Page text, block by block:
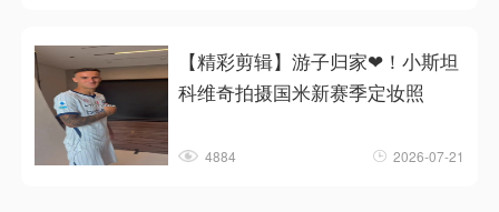
【精彩剪辑】游子归家❤！小斯坦
科维奇拍摄国米新赛季定妆照
4884 2026-07-21